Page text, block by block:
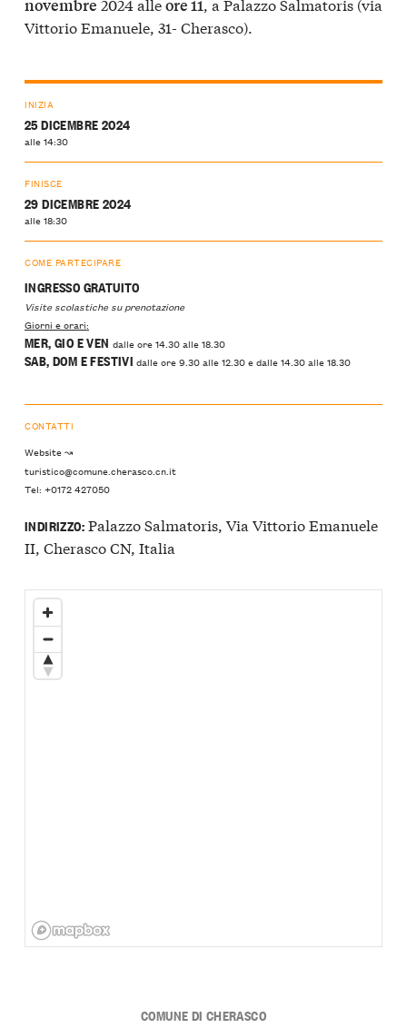
novembre ore 11
Vittorio Emanuele, 31- Cherasco).
INIZIA
25 DICEMBRE 2024
alle 14:30
FINISCE
29 DICEMBRE 2024
alle 18:30
COME PARTECIPARE
INGRESSO GRATUITO
Visite scolastiche su prenotazione
Giorni e orari:
MER, GIO E VEN dalle ore 14.30 alle 18.30
SAB, DOM E FESTIVIdalle ore 9.30 alle 12.30 e dalle 14.30 alle 18.30
CONTATTI
Website ↝
turistico@comune.cherasco.cn.it
Tel: +0172 427050
INDIRIZZO:Palazzo Salmatoris, Via Vittorio Emanuele
II, Cherasco CN, Italia
COMUNE DI CHERASCO